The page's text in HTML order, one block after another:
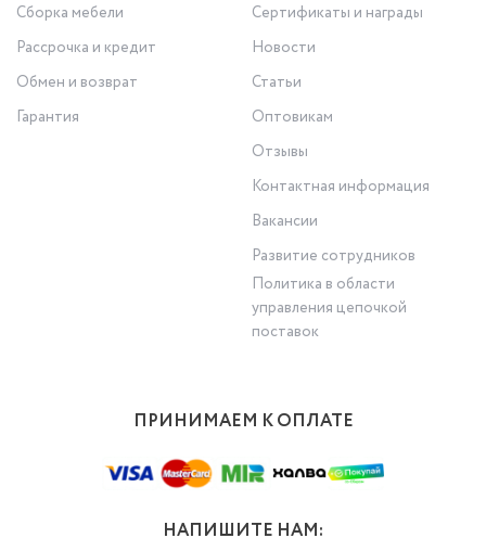
Сборка мебели
Рассрочка и кредит
Обмен и возврат
Гарантия
Сертификаты и награды
Новости
Статьи
Оптовикам
Отзывы
Контактная информация
Вакансии
Развитие сотрудников
Политика в области
управления цепочкой
поставок
ПРИНИМАЕМ К ОПЛАТЕ
НАПИШИТЕ НАМ: